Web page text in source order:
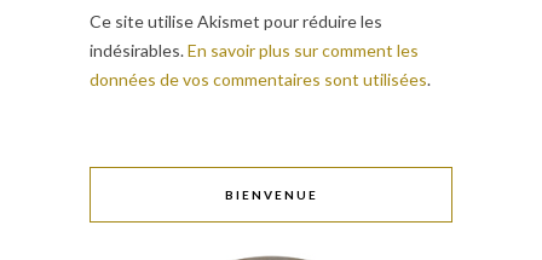
Ce site utilise Akismet pour réduire les
indésirables.En savoir plus sur comment les
données de vos commentaires sont utilisées.
BIENVENUE